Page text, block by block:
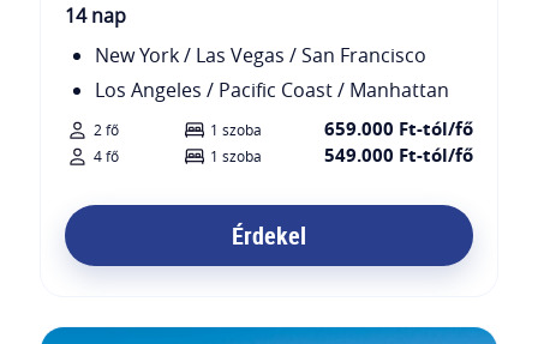
14 nap
New York / Las Vegas / San Francisco
Los Angeles / Pacific Coast / Manhattan
2 fő 1 szoba 659.000 Ft-tól/fő
4 fő 1 szoba 549.000 Ft-tól/fő
Érdekel